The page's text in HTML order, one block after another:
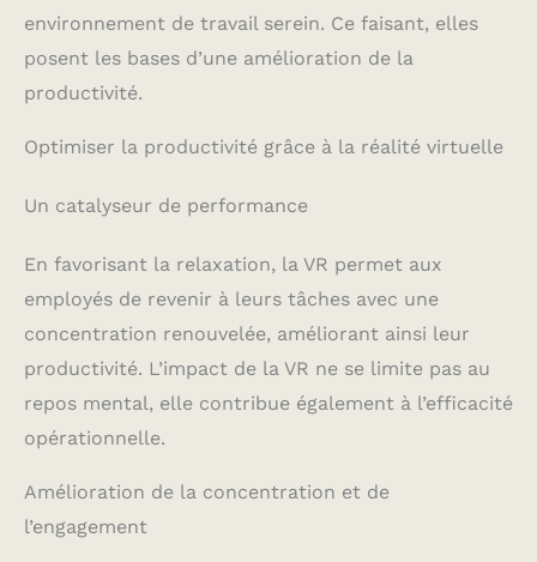
environnement de travail serein. Ce faisant, elles
posent les bases d’une amélioration de la
productivité.
Optimiser la productivité grâce à la réalité virtuelle
Un catalyseur de performance
En favorisant la relaxation, la VR permet aux
employés de revenir à leurs tâches avec une
concentration renouvelée, améliorant ainsi leur
productivité. L’impact de la VR ne se limite pas au
repos mental, elle contribue également à l’efficacité
opérationnelle.
Amélioration de la concentration et de
l’engagement